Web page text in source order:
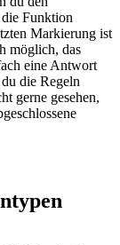
Funktion
Markierung ist
möglich, das
eine Antwort
die Regeln
gerne gesehen,